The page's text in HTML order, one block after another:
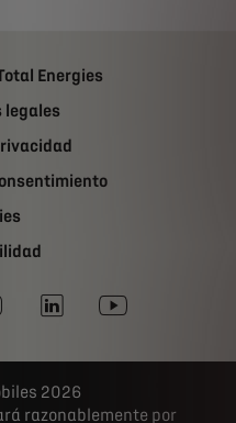
Energies
legales
2026
razonablemente por